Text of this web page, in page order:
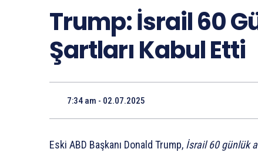
Trump: İsrail 60
Şartları Kabul Etti
7:34 am - 02.07.2025
Eski ABD Başkanı Donald Trump, İsrail 60 günlük